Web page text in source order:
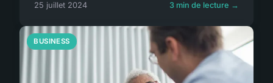
25 juillet 2024 3 min de lecture →
BUSINESS